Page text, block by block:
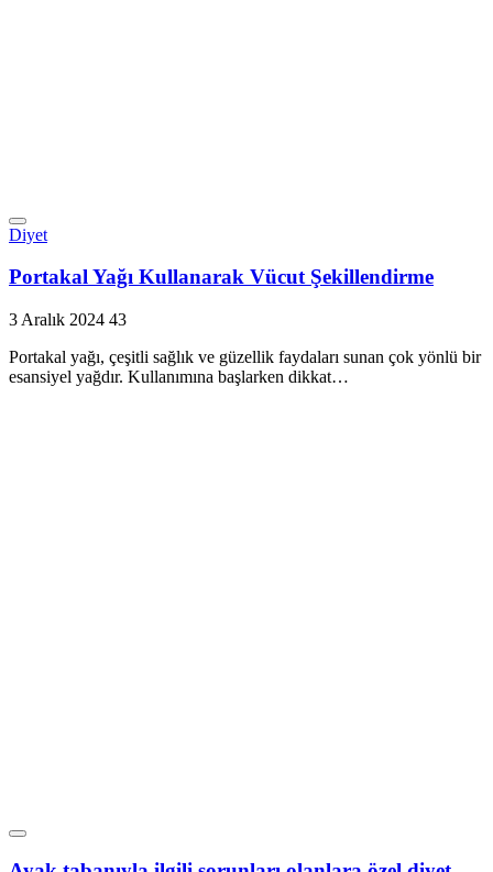
Diyet
Portakal Yağı Kullanarak Vücut Şekillendirme
3 Aralık 2024 43
Portakal yağı, çeşitli sağlık ve güzellik faydaları sunan çok yönlü bir
esansiyel yağdır. Kullanımına başlarken dikkat…